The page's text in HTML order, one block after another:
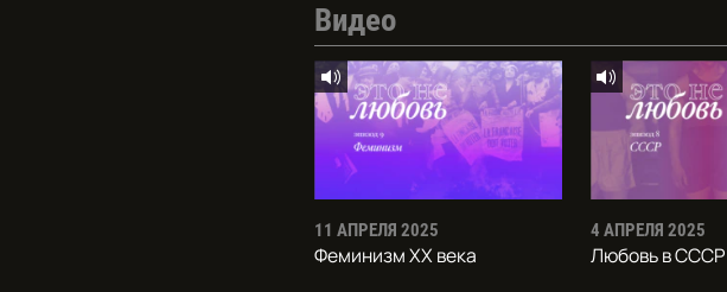
Видео
11 АПРЕЛЯ 2025
Феминизм XX века
4 АПРЕЛЯ 2025
Любовь в СССР